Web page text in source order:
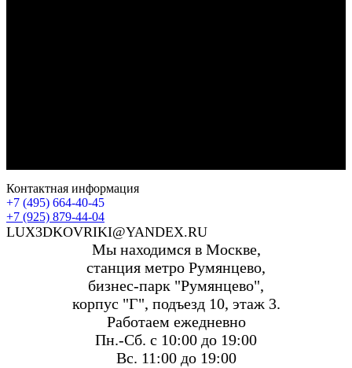
Контактная информация
+7 (495) 664-40-45
+7 (925) 879-44-04
LUX3DKOVRIKI@YANDEX.RU
Мы находимся в Москве,
станция метро Румянцево,
бизнес-парк "Румянцево",
корпус "Г", подъезд 10, этаж 3.
Работаем ежедневно
Пн.-Сб. с 10:00 до 19:00
Вс. 11:00 до 19:00